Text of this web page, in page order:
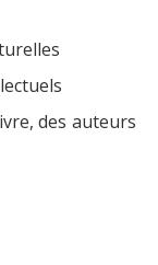
des auteurs